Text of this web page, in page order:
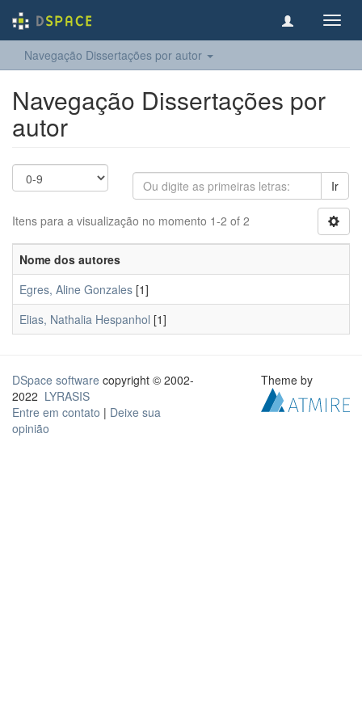
Navegação Dissertações por autor
Navegação Dissertações por
autor
Ir
Itens para a visualização no momento 1-2 of 2
Nome dos autores
Egres, Aline Gonzales [1]
Elias, Nathalia Hespanhol [1]
DSpace software copyright © 2002-
2022 LYRASIS
Entre em contato | Deixe sua
opinião
Theme by